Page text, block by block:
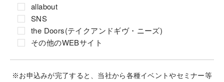
allabout
SNS
the Doors(テイクアンドギヴ・ニーズ)
その他のWEBサイト
※お申込みが完了すると、当社から各種イベントやセミナー等